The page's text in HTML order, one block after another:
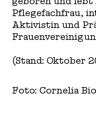
Pflegefachfrau,
Aktivistin und
(Stand: Oktober
Foto: Cornelia